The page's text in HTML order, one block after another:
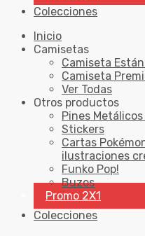
Colecciones
Inicio
Camisetas
Camiseta
Camiseta
Ver Todas
Otros productos
Pines
Stickers
Cartas
ilustraciones
Funko Pop!
Buzos
Promo 2X1
Colecciones